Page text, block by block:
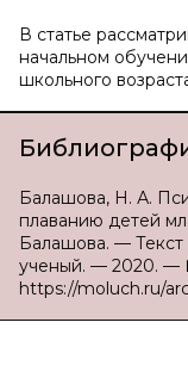
В статье
начальном
школьного
Балашова, Н. А.
плаванию детей
Балашова. —
ученый. — 2020. —
https://moluch.ru/